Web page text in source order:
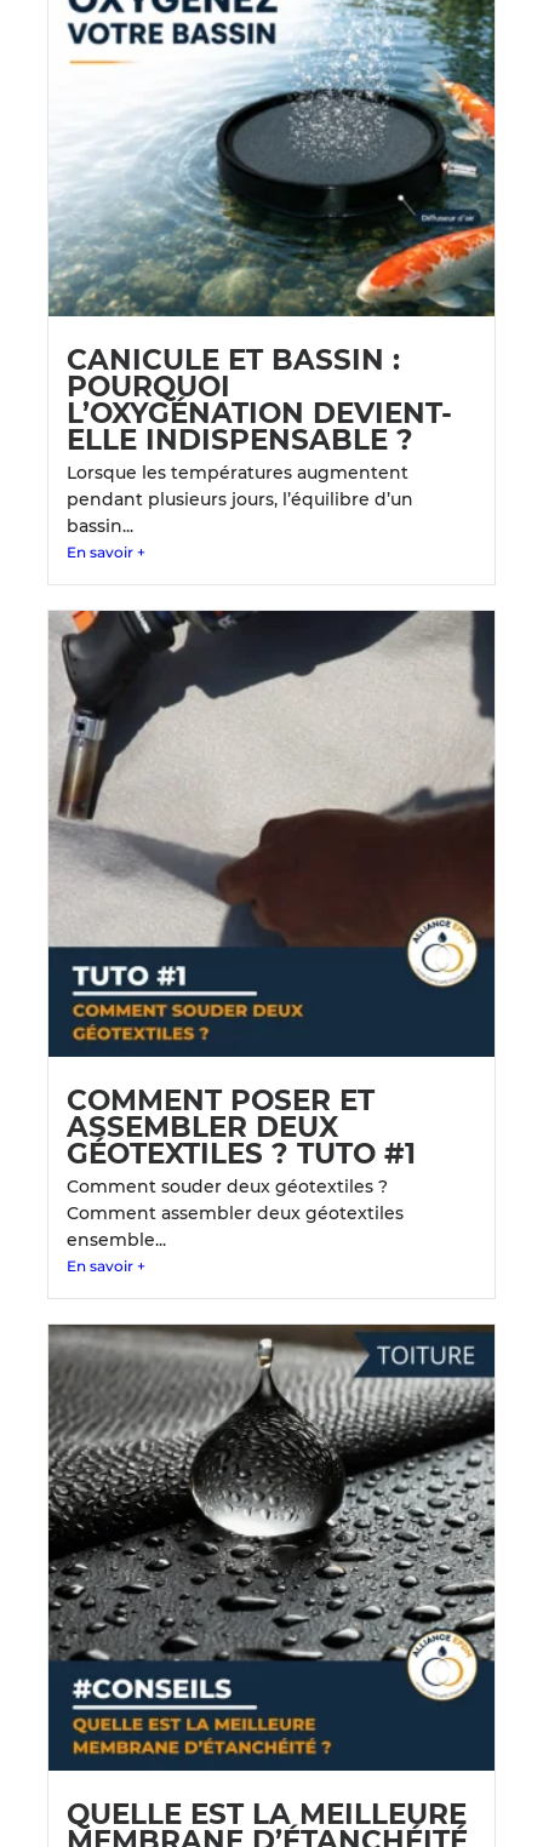
CANICULE ET BASSIN :
POURQUOI
L’OXYGÉNATION DEVIENT-
ELLE INDISPENSABLE ?
Lorsque les températures augmentent
pendant plusieurs jours, l’équilibre d’un
bassin...
En savoir +
COMMENT POSER ET
ASSEMBLER DEUX
GÉOTEXTILES ? TUTO #1
Comment souder deux géotextiles ?
Comment assembler deux géotextiles
ensemble...
En savoir +
QUELLE EST LA MEILLEURE